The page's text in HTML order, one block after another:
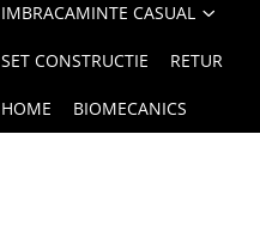
IMBRACAMINTE CASUAL
SET CONSTRUCTIE RETUR
HOME BIOMECANICS